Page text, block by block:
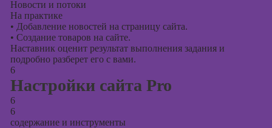
Новости и потоки
На практике
• Добавление новостей на страницу сайта.
• Создание товаров на сайте.
Наставник оценит результат выполнения задания и
подробно разберет его с вами.
6
Настройки сайта Pro
6
6
содержание и инструменты